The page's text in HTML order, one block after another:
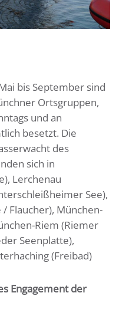
bis September sind
Ortsgruppen,
und an
besetzt. Die
des
sich in
Lerchenau
See),
Flaucher), München-
Riem (Riemer
Seenplatte),
(Freibad)
Engagement der